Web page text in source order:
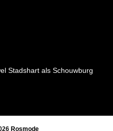
Stadshart als Schouwburg
Rosmode